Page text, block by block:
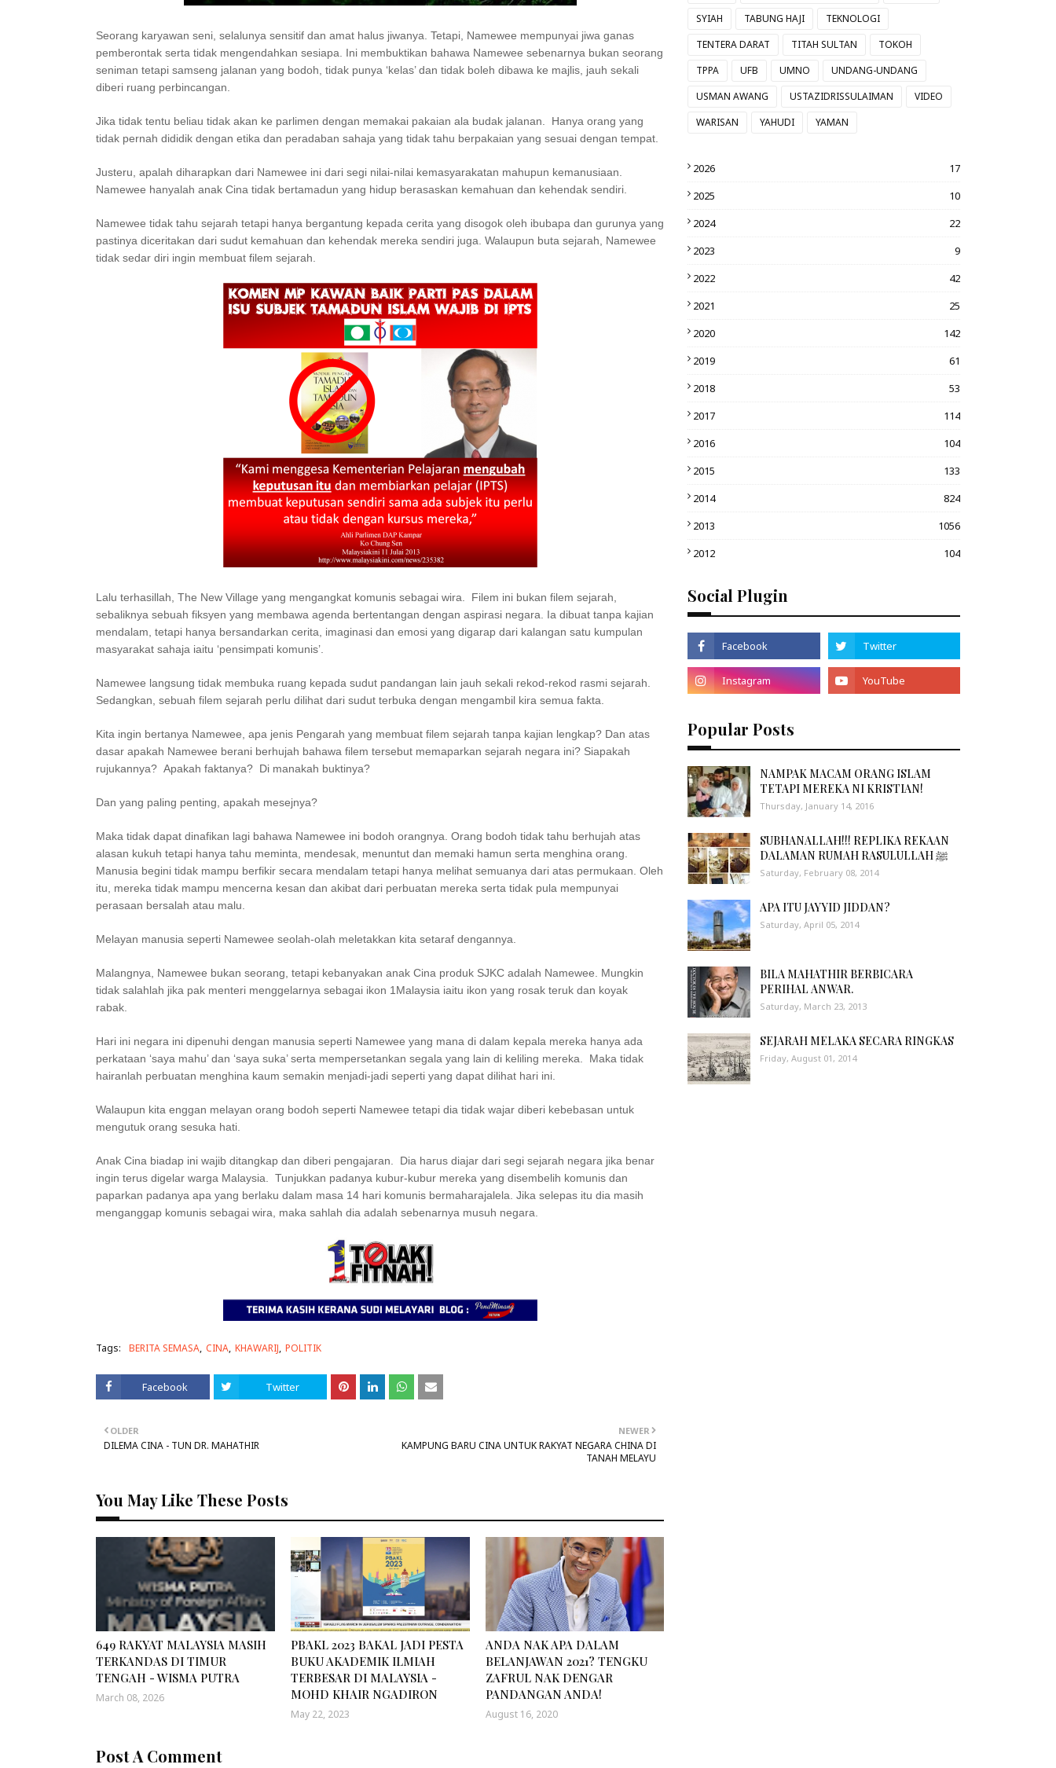
Seorang karyawan seni, selalunya sensitif dan amat halus jiwanya. Tetapi, Namewee mempunyai jiwa ganas
pemberontak serta tidak mengendahkan sesiapa. Ini membuktikan bahawa Namewee sebenarnya bukan seorang
seniman tetapi samseng jalanan yang bodoh, tidak punya ‘kelas’ dan tidak boleh dibawa ke majlis, jauh sekali
diberi ruang perbincangan.
Jika tidak tentu beliau tidak akan ke parlimen dengan memakai pakaian ala budak jalanan. Hanya orang yang
tidak pernah dididik dengan etika dan peradaban sahaja yang tidak tahu berpakaian yang sesuai dengan tempat.
Justeru, apalah diharapkan dari Namewee ini dari segi nilai-nilai kemasyarakatan mahupun kemanusiaan.
Namewee hanyalah anak Cina tidak bertamadun yang hidup berasaskan kemahuan dan kehendak sendiri.
Namewee tidak tahu sejarah tetapi hanya bergantung kepada cerita yang disogok oleh ibubapa dan gurunya yang
pastinya diceritakan dari sudut kemahuan dan kehendak mereka sendiri juga. Walaupun buta sejarah, Namewee
tidak sedar diri ingin membuat filem sejarah.
Lalu terhasillah, The New Village yang mengangkat komunis sebagai wira. Filem ini bukan filem sejarah,
sebaliknya sebuah fiksyen yang membawa agenda bertentangan dengan aspirasi negara. Ia dibuat tanpa kajian
mendalam, tetapi hanya bersandarkan cerita, imaginasi dan emosi yang digarap dari kalangan satu kumpulan
masyarakat sahaja iaitu ‘pensimpati komunis’.
Namewee langsung tidak membuka ruang kepada sudut pandangan lain jauh sekali rekod-rekod rasmi sejarah.
Sedangkan, sebuah filem sejarah perlu dilihat dari sudut terbuka dengan mengambil kira semua fakta.
Kita ingin bertanya Namewee, apa jenis Pengarah yang membuat filem sejarah tanpa kajian lengkap? Dan atas
dasar apakah Namewee berani berhujah bahawa filem tersebut memaparkan sejarah negara ini? Siapakah
rujukannya? Apakah faktanya? Di manakah buktinya?
Dan yang paling penting, apakah mesejnya?
Maka tidak dapat dinafikan lagi bahawa Namewee ini bodoh orangnya. Orang bodoh tidak tahu berhujah atas
alasan kukuh tetapi hanya tahu meminta, mendesak, menuntut dan memaki hamun serta menghina orang.
Manusia begini tidak mampu berfikir secara mendalam tetapi hanya melihat semuanya dari atas permukaan. Oleh
itu, mereka tidak mampu mencerna kesan dan akibat dari perbuatan mereka serta tidak pula mempunyai
perasaan bersalah atau malu.
Melayan manusia seperti Namewee seolah-olah meletakkan kita setaraf dengannya.
Malangnya, Namewee bukan seorang, tetapi kebanyakan anak Cina produk SJKC adalah Namewee. Mungkin
tidak salahlah jika pak menteri menggelarnya sebagai ikon 1Malaysia iaitu ikon yang rosak teruk dan koyak
rabak.
Hari ini negara ini dipenuhi dengan manusia seperti Namewee yang mana di dalam kepala mereka hanya ada
perkataan ‘saya mahu’ dan ‘saya suka’ serta mempersetankan segala yang lain di keliling mereka. Maka tidak
hairanlah perbuatan menghina kaum semakin menjadi-jadi seperti yang dapat dilihat hari ini.
Walaupun kita enggan melayan orang bodoh seperti Namewee tetapi dia tidak wajar diberi kebebasan untuk
mengutuk orang sesuka hati.
Anak Cina biadap ini wajib ditangkap dan diberi pengajaran. Dia harus diajar dari segi sejarah negara jika benar
ingin terus digelar warga Malaysia. Tunjukkan padanya kubur-kubur mereka yang disembelih komunis dan
paparkan padanya apa yang berlaku dalam masa 14 hari komunis bermaharajalela. Jika selepas itu dia masih
menganggap komunis sebagai wira, maka sahlah dia adalah sebenarnya musuh negara.
Tags: BERITA SEMASA CINA KHAWARIJ POLITIK
Facebook Twitter
NEWER
KAMPUNG BARU CINA UNTUK RAKYAT NEGARA CHINA DI
TANAH MELAYU
OLDER
DILEMA CINA - TUN DR. MAHATHIR
You May Like These Posts
649 RAKYAT MALAYSIA MASIH
TERKANDAS DI TIMUR
TENGAH - WISMA PUTRA
March 08, 2026
PBAKL 2023 BAKAL JADI PESTA
BUKU AKADEMIK ILMIAH
TERBESAR DI MALAYSIA -
MOHD KHAIR NGADIRON
May 22, 2023
ANDA NAK APA DALAM
BELANJAWAN 2021? TENGKU
ZAFRUL NAK DENGAR
PANDANGAN ANDA!
August 16, 2020
Post A Comment
SYIAH
TABUNG HAJI
TEKNOLOGI
TENTERA DARAT
TITAH SULTAN
TOKOH
TPPA
UFB UMNO
UNDANG-UNDANG
USMAN AWANG
USTAZIDRISSULAIMAN
VIDEO
WARISAN
YAHUDI YAMAN
2026
17
2025
10
2024
22
2023
9
2022
42
2021
25
2020
142
2019
61
2018
53
2017
114
2016
104
2015
133
2014
824
2013
1056
2012
104
Social Plugin
Popular Posts
NAMPAK MACAM ORANG ISLAM
TETAPI MEREKA NI KRISTIAN!
Thursday, January 14, 2016
SUBHANALLAH!!! REPLIKA REKAAN
DALAMAN RUMAH RASULULLAH ﷺ
Saturday, February 08, 2014
APA ITU JAYYID JIDDAN?
Saturday, April 05, 2014
BILA MAHATHIR BERBICARA
PERIHAL ANWAR.
Saturday, March 23, 2013
SEJARAH MELAKA SECARA RINGKAS
Friday, August 01, 2014